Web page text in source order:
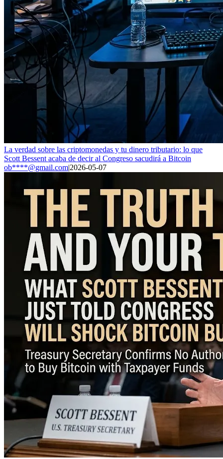
La verdad sobre las criptomonedas y tu dinero tributario: lo que
Scott Bessent acaba de decir al Congreso sacudirá a Bitcoin
ob****@gmail.com|2026-05-07